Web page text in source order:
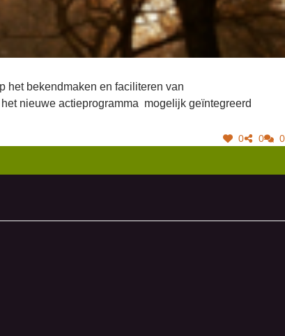
het bekendmaken en faciliteren van
nieuwe actieprogramma mogelijk geïntegreerd
0 0 0